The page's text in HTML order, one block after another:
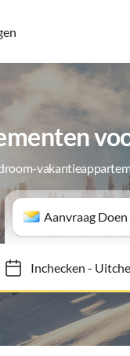
Aanvraag Doen
Inchecken-